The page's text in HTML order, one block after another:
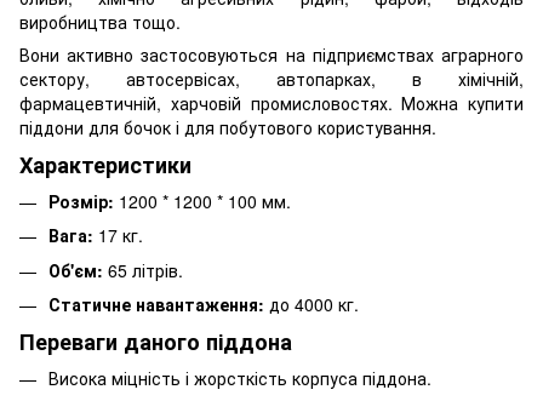
виробництва тощо.
Вони активно застосовуються на підприємствах аграрного
сектору, автосервісах, автопарках, в хімічній,
фармацевтичній, харчовій промисловостях. Можна купити
піддони для бочок і для побутового користування.
Характеристики
Розмір: 1200 * 1200 * 100 мм.
Вага: 17 кг.
Об'єм: 65 літрів.
Статичне навантаження: до 4000 кг.
Переваги даного піддона
Висока міцність і жорсткість корпуса піддона.